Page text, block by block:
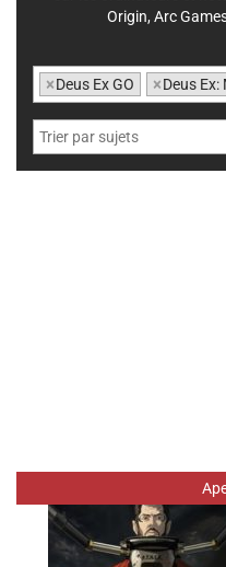
Origin, Arc
×Deus Ex GO ×Deus Ex: